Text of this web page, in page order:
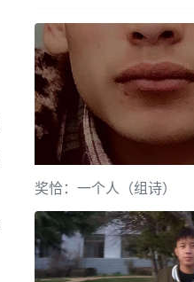
奖恰：一个人（组诗）